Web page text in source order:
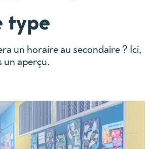
type
un horaire au secondaire ? Ici,
un aperçu.